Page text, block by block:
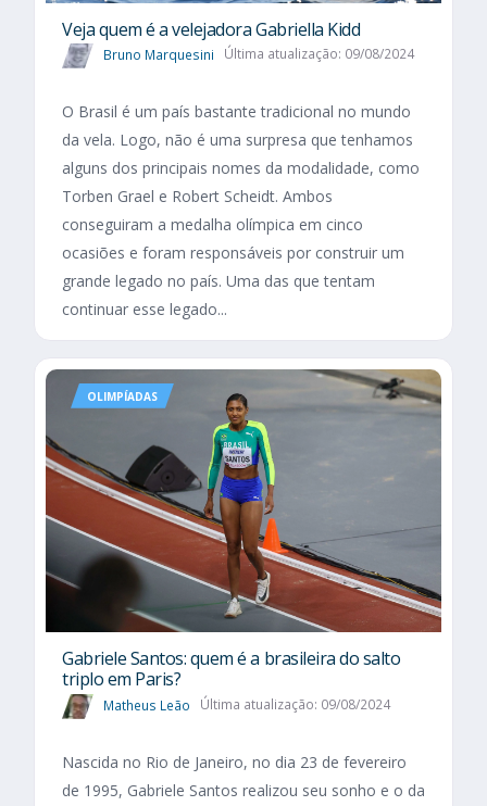
Veja quem é a velejadora Gabriella Kidd
Bruno Marquesini Última atualização: 09/08/2024
O Brasil é um país bastante tradicional no mundo
da vela. Logo, não é uma surpresa que tenhamos
alguns dos principais nomes da modalidade, como
Torben Grael e Robert Scheidt. Ambos
conseguiram a medalha olímpica em cinco
ocasiões e foram responsáveis por construir um
grande legado no país. Uma das que tentam
continuar esse legado...
OLIMPÍADAS
Gabriele Santos: quem é a brasileira do salto
triplo em Paris?
Matheus Leão Última atualização: 09/08/2024
Nascida no Rio de Janeiro, no dia 23 de fevereiro
de 1995, Gabriele Santos realizou seu sonho e o da